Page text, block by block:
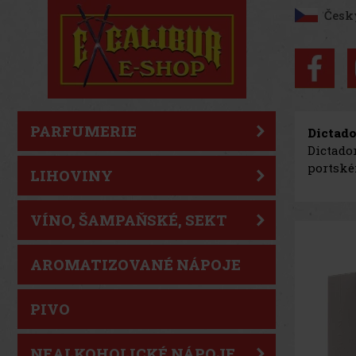
PARFUMERIE
LIHOVINY
VÍNO, ŠAMPAŇSKÉ, SEKT
AROMATIZOVANÉ NÁPOJE
PIVO